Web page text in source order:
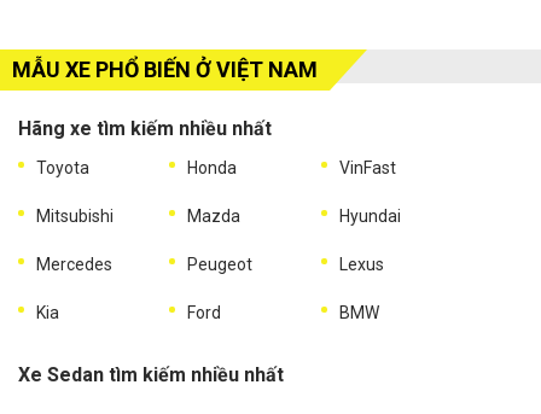
MẪU XE PHỔ BIẾN Ở VIỆT NAM
Hãng xe tìm kiếm nhiều nhất
Toyota Honda VinFast
Mitsubishi Mazda Hyundai
Mercedes Peugeot Lexus
Kia Ford BMW
Xe Sedan tìm kiếm nhiều nhất